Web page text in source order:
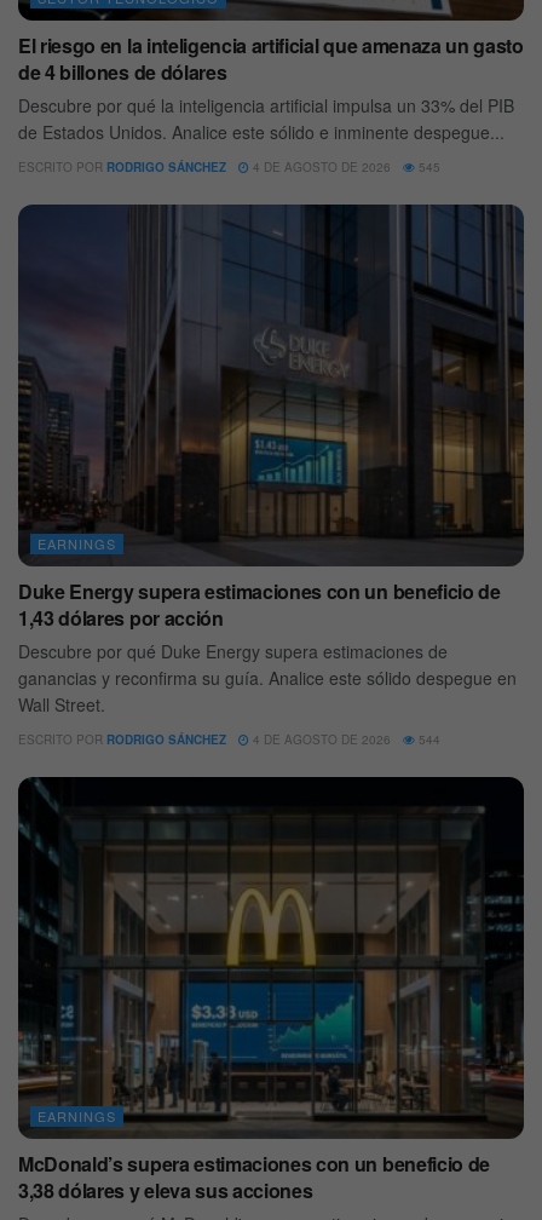
El riesgo en la inteligencia artificial que amenaza un gasto
de 4 billones de dólares
Descubre por qué la inteligencia artificial impulsa un 33% del PIB
de Estados Unidos. Analice este sólido e inminente despegue...
ESCRITO POR RODRIGO SÁNCHEZ 4 DE AGOSTO DE 2026 545
EARNINGS
Duke Energy supera estimaciones con un beneficio de
1,43 dólares por acción
Descubre por qué Duke Energy supera estimaciones de
ganancias y reconfirma su guía. Analice este sólido despegue en
Wall Street.
ESCRITO POR RODRIGO SÁNCHEZ 4 DE AGOSTO DE 2026 544
EARNINGS
McDonald’s supera estimaciones con un beneficio de
3,38 dólares y eleva sus acciones